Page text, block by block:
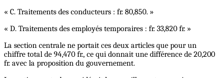
« C. Traitements des conducteurs : fr. 80,850. »
« D. Traitements des employés temporaires : fr. 33,820 fr. »
La section centrale ne portait ces deux articles que pour un
chiffre total de 94,470 fr., ce qui donnait une différence de 20,200
fr. avec la proposition du gouvernement.